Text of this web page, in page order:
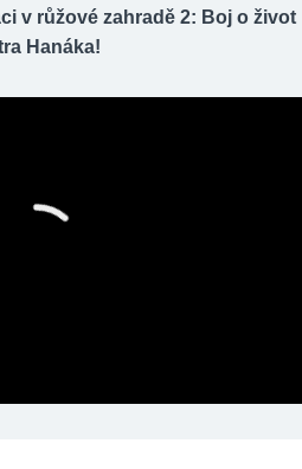
v růžové zahradě 2: Boj o život
Hanáka!